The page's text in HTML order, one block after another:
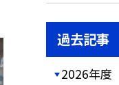
過去記事
2026年度